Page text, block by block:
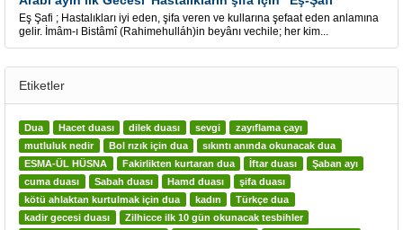
Eş Şafi ; Hastalıkları iyi eden, şifa veren ve kullarına şefaat eden anlamına
gelir. İmâm-ı Bistâmî (Rahimehulláh)in beyânı vechile; her kim...
Etiketler
Dua Hacet duası dilek duası sevgi
zayıflama çayı
mutluluk nedir
Bol rızık için dua
sıkıntı anında okunacak dua
ESMA-ÜL HÜSNA
Fakirlikten kurtaran dua İftar duası
Şaban ayı
cuma duası
Sabah duası Hamd duası
şifa duası
kötü ahlaktan kurtulmak için dua
kadın
Türkçe dua
kadir gecesi duası
Zilhicce ilk 10 gün okunacak tesbihler